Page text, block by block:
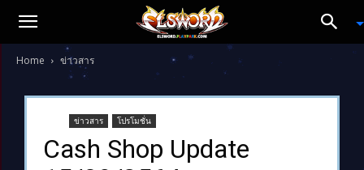
Home ข่าวสาร
ข่าวสาร โปรโมชั่น
Cash Shop Update